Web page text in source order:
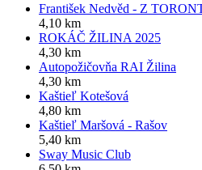
František Nedvěd - Z
4,10 km
ROKÁČ ŽILINA 2025
4,30 km
Autopožičovňa RAI Žilina
4,30 km
Kaštieľ Kotešová
4,80 km
Kaštieľ Maršová - Rašov
5,40 km
Sway Music Club